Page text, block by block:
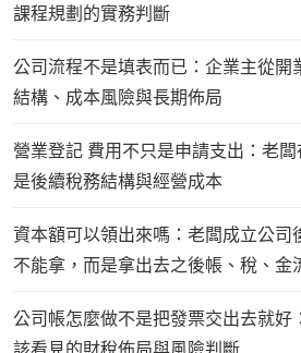
課程規劃的實務判斷
公司流程不是填表而已：企業主從開
結構、成本風險與長期佈局
營業登記 費用不只是申請支出：老
是後續稅務結構與經營成本
資本額可以領出來嗎：老闆成立公司
不能拿，而是拿出去之後帳、稅、金
公司帳怎麼做不是把發票交出去就好